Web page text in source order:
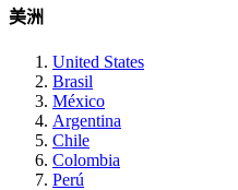
美洲
United States
Brasil
México
Argentina
Chile
Colombia
Perú